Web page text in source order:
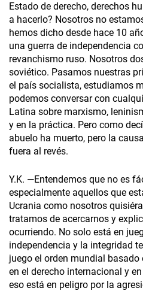
Estado de derecho, derechos
a hacerlo? Nosotros no
hemos dicho desde hace 10
una guerra de independencia
revanchismo ruso. Nosotros
soviético. Pasamos nuestras
el país socialista, estudiamos
podemos conversar con
Latina sobre marxismo,
y en la práctica. Pero como
abuelo ha muerto, pero la
fuera al revés.
Y.K. —Entendemos que no es
especialmente aquellos que
Ucrania como nosotros
tratamos de acercarnos y
ocurriendo. No solo está en
independencia y la integridad
juego el orden mundial
en el derecho internacional y
eso está en peligro por la